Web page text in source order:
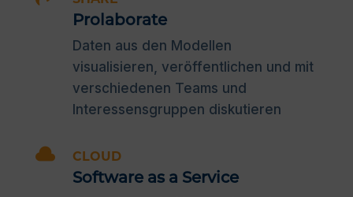
Prolaborate
Daten aus den Modellen
visualisieren, veröffentlichen und mit
verschiedenen Teams und
Interessensgruppen diskutieren
 CLOUD
Software as a Service